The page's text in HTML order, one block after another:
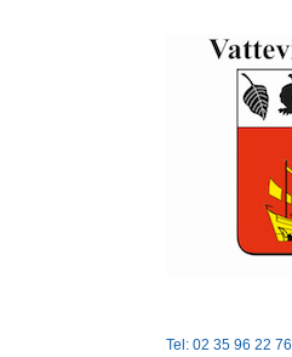
Tel: 02 35 96 22 76